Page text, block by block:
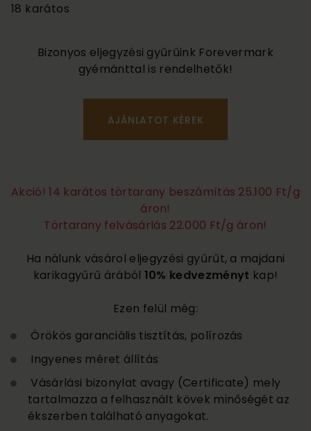
18 karátos
Bizonyos eljegyzési gyűrűink Forevermark
gyémánttal is rendelhetők!
Akció! 14 karátos törtarany beszámítás 25.100 Ft/g
áron!
Törtarany felvásárlás 22.000 Ft/g áron!
Ha nálunk vásárol eljegyzési gyűrűt, a majdani
karikagyűrű árából 10% kedvezményt kap!
Ezen felül még:
Örökös garanciális tisztítás, polírozás
Ingyenes méret állítás
Vásárlási bizonylat avagy (Certificate) mely
tartalmazza a felhasznált kövek minőségét az
ékszerben található anyagokat.